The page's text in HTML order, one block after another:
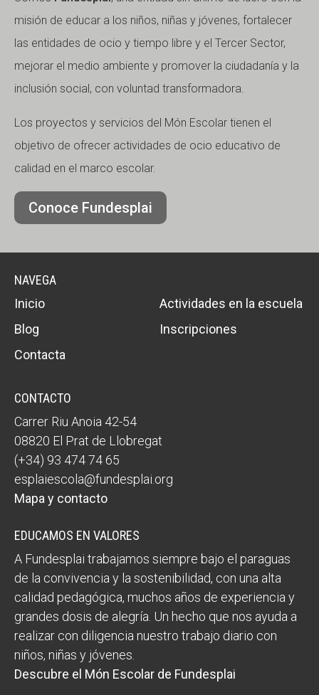
misión de educar a los niños, niñas y jóvenes, fortalecer
las entidades de ocio y tiempo libre y el Tercer Sector,
mejorar el medio ambiente y promover la ciudadanía y la
inclusión social, con voluntad transformadora.
Los proyectos y servicios del Món Escolar tienen el
objetivo de ofrecer actividades de ocio educativo de
calidad en el marco escolar.
Conoce Fundesplai
NAVEGA
Inicio
Actividades en la escuela
Blog
Inscripciones
Contacta
CONTACTO
Carrer Riu Anoia 42-54
08820 El Prat de Llobregat
(+34) 93 474 74 65
esplaiescola@fundesplai.org
Mapa y contacto
EDUCAMOS EN VALORES
A Fundesplai trabajamos siempre bajo el paraguas
de la convivencia y la sostenibilidad, con una alta
calidad pedagógica, muchos años de experiencia y
grandes dosis de alegría. Un hecho que nos ayuda a
realizar con diligencia nuestro trabajo diario con
niños, niñas y jóvenes.
Descubre el Món Escolar de Fundesplai